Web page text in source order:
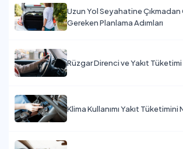
Uzun Yol Seyahatine Çıkmadan
Gereken Planlama Adımları
Rüzgar Direnci ve Yakıt Tüketimi
Klima Kullanımı Yakıt Tüketimini